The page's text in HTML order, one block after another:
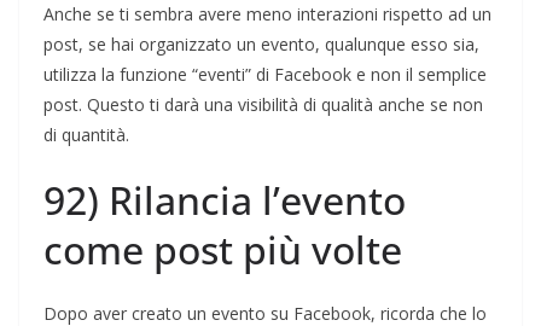
Anche se ti sembra avere meno interazioni rispetto ad un
post, se hai organizzato un evento, qualunque esso sia,
utilizza la funzione “eventi” di Facebook e non il semplice
post. Questo ti darà una visibilità di qualità anche se non
di quantità.
92) Rilancia l’evento
come post più volte
Dopo aver creato un evento su Facebook, ricorda che lo